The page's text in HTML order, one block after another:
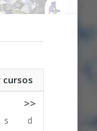
cursos
>>
s
d